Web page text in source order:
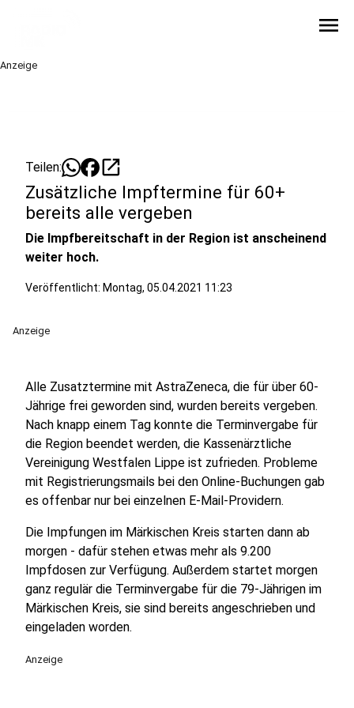
menu
Anzeige
Teilen: open_in_new
Zusätzliche Impftermine für 60+
bereits alle vergeben
Die Impfbereitschaft in der Region ist anscheinend
weiter hoch.
Veröffentlicht: Montag, 05.04.2021 11:23
Anzeige
Alle Zusatztermine mit AstraZeneca, die für über 60-
Jährige frei geworden sind, wurden bereits vergeben.
Nach knapp einem Tag konnte die Terminvergabe für
die Region beendet werden, die Kassenärztliche
Vereinigung Westfalen Lippe ist zufrieden. Probleme
mit Registrierungsmails bei den Online-Buchungen gab
es offenbar nur bei einzelnen E-Mail-Providern.
Die Impfungen im Märkischen Kreis starten dann ab
morgen - dafür stehen etwas mehr als 9.200
Impfdosen zur Verfügung. Außerdem startet morgen
ganz regulär die Terminvergabe für die 79-Jährigen im
Märkischen Kreis, sie sind bereits angeschrieben und
eingeladen worden.
Anzeige